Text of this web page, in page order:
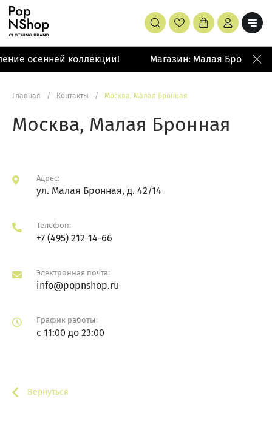
осенней коллекции! Магазин: Малая Бронная
Главная / Контакты / Москва, Малая Бронная
Москва, Малая Бронная
Адрес:
ул. Малая Бронная, д. 42/14
Телефон:
+7 (495) 212-14-66
Электронная почта:
info@popnshop.ru
График работы:
с 11:00 до 23:00
Вернуться